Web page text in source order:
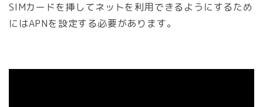
SIMカードを挿してネットを利用できるようにするため
にはAPNを設定する必要があります。